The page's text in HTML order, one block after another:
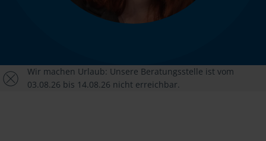
Wir machen Urlaub: Unsere Beratungsstelle ist vom
03.08.26 bis 14.08.26 nicht erreichbar.